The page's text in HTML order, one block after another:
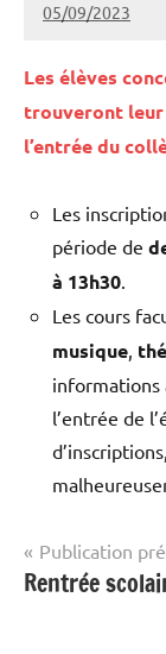
05/09/2023
Les élèves
trouveront leur
l’entrée du
Les
période de
à 13h30
Les cours
musique
informations
l’entrée de
Collège
Navigation
de
Publication
Rentrée